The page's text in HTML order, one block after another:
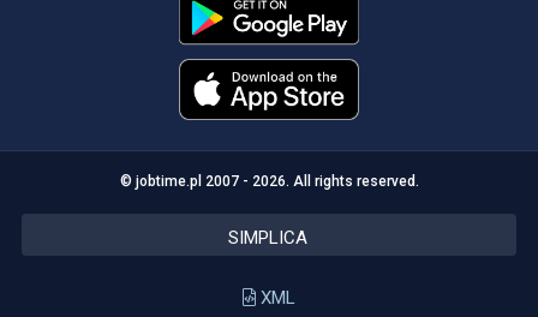
© jobtime.pl 2007 - 2026. All rights reserved.
SIMPLICA
XML